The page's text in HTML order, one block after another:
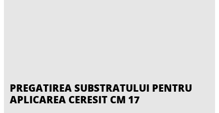
PREGATIREA SUBSTRATULUI PENTRU
APLICAREA CERESIT CM 17